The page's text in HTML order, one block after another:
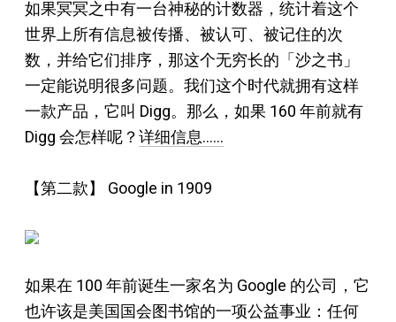
如果冥冥之中有一台神秘的计数器，统计着这个
世界上所有信息被传播、被认可、被记住的次
数，并给它们排序，那这个无穷长的「沙之书」
一定能说明很多问题。我们这个时代就拥有这样
一款产品，它叫 Digg。那么，如果 160 年前就有
Digg 会怎样呢？ 详细信息……
【第二款】 Google in 1909
如果在 100 年前诞生一家名为 Google 的公司，它
也许该是美国国会图书馆的一项公益事业：任何